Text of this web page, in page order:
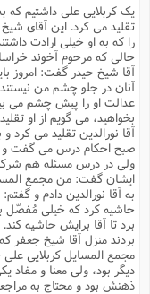
یک کربلایى على داشتیم که
تقلید مى کرد. این آقاى
را که به او خیلى ارادت
حالى که مرحوم آخوند
آقا شیخ حیدر گفت: امروز
آنان در جلو چشم من نیستند
عدالت او را پیش چشم مى
بخواهید، مى گویم از او
آقا نورالدین تقلید مى
صبح احکام درس مى گفت و
ولى در درس مسئله هم شرکت
ایشان گفت: من مجمع
به آقا نورالدین دادم و
حاشیه کرد که خیلى مُفصّل
برد تا آقا برایش حاشیه
بردند منزل آقا شیخ جعفر
مجمع المسایل کربلایى
دیگر بود، ولى معنا و مفاد
ذهنش بود و محتاج به